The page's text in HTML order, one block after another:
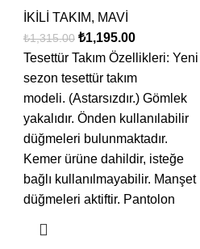
İKİLİ TAKIM, MAVİ
₺1,315.00 ₺1,195.00
Tesettür Takım Özellikleri: Yeni
sezon tesettür takım
modeli. (Astarsızdır.) Gömlek
yakalıdır. Önden kullanılabilir
düğmeleri bulunmaktadır.
Kemer ürüne dahildir, isteğe
bağlı kullanılmayabilir. Manşet
düğmeleri aktiftir. Pantolon